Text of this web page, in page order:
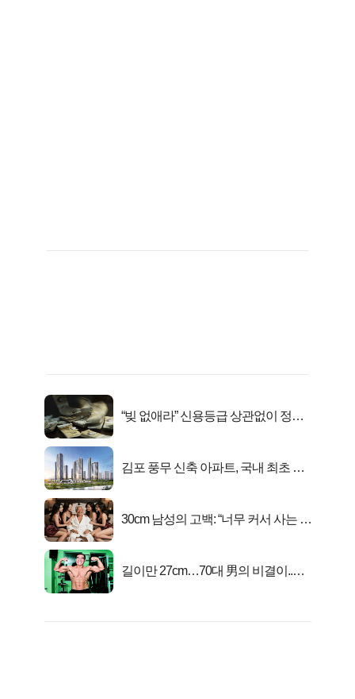
“빚 없애라” 신용등급 상관없이 정부
김포 풍무 신축 아파트, 국내 최초 반
30cm 남성의 고백: “너무 커서 사는 게
길이만 27cm…70대 男의 비결이..충